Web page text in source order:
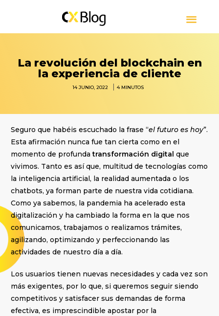
La revolución del blockchain en
la experiencia de cliente
14 JUNIO, 2022 4 MINUTOS
Seguro que habéis escuchado la frase “el futuro es hoy”.
Esta afirmación nunca fue tan cierta como en el
momento de profundatransformación digital que
vivimos. Tanto es así que, multitud de tecnologías como
la inteligencia artificial, la realidad aumentada o los
chatbots, ya forman parte de nuestra vida cotidiana.
Como ya sabemos, la pandemia ha acelerado esta
digitalización y ha cambiado la forma en la que nos
comunicamos, trabajamos o realizamos trámites,
agilizando, optimizando y perfeccionando las
actividades de nuestro día a día.
Los usuarios tienen nuevas necesidades y cada vez son
más exigentes, por lo que, si queremos seguir siendo
competitivos y satisfacer sus demandas de forma
efectiva, es imprescindible apostar por la